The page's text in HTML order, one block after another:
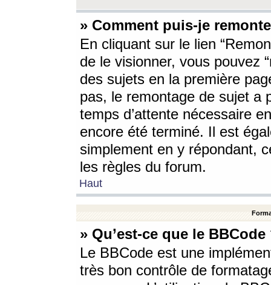
» Comment puis-je
En cliquant sur le lien
de le visionner, vous pouvez
des sujets en la première
pas, le remontage de sujet a
temps d’attente nécessaire
encore été terminé. Il est
simplement en y répondant,
les règles du forum.
Haut
» Qu’est-ce que le BBCode
Le BBCode est une
très bon contrôle de